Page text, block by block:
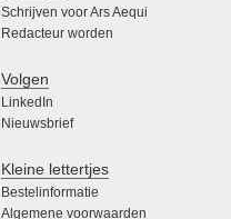
Schrijven voor Ars Aequi
Redacteur worden
Volgen
LinkedIn
Nieuwsbrief
Kleine lettertjes
Bestelinformatie
Algemene voorwaarden